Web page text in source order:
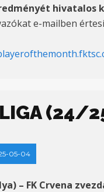
e-mailben
(24/
05-04
– FK Crvena